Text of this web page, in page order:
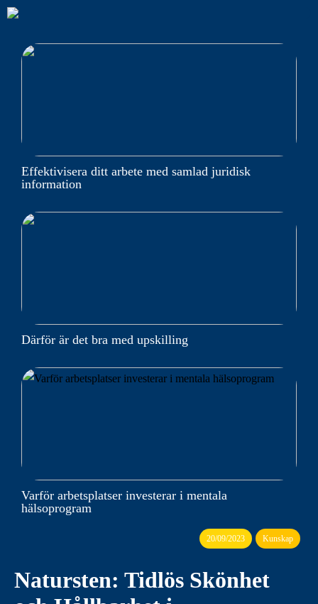
Effektivisera ditt arbete med samlad juridisk
information
Därför är det bra med upskilling
Varför arbetsplatser investerar i mentala
hälsoprogram
20/09/2023 Kunskap
Natursten: Tidlös Skönhet